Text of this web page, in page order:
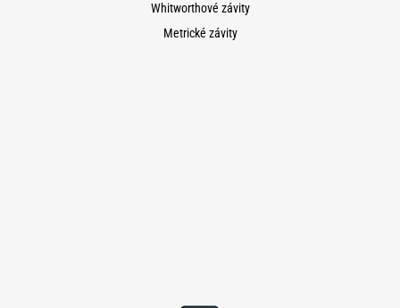
Whitworthové závity
Metrické závity